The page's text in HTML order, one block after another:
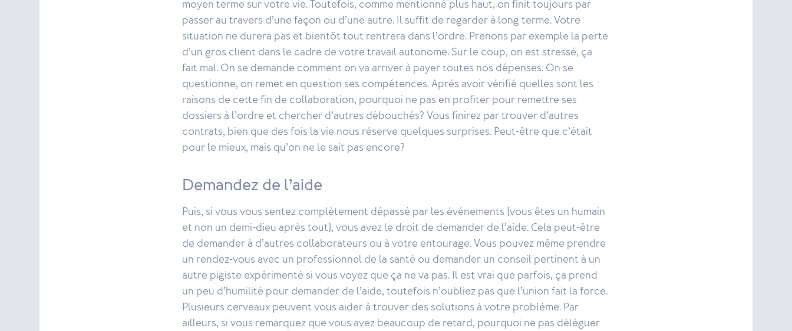
moyen terme sur votre vie. Toutefois, comme mentionné plus haut, on finit toujours par
passer au travers d’une façon ou d’une autre. Il suffit de regarder à long terme. Votre
situation ne durera pas et bientôt tout rentrera dans l’ordre. Prenons par exemple la perte
d’un gros client dans le cadre de votre travail autonome. Sur le coup, on est stressé, ça
fait mal. On se demande comment on va arriver à payer toutes nos dépenses. On se
questionne, on remet en question ses compétences. Après avoir vérifié quelles sont les
raisons de cette fin de collaboration, pourquoi ne pas en profiter pour remettre ses
dossiers à l’ordre et chercher d’autres débouchés? Vous finirez par trouver d’autres
contrats, bien que des fois la vie nous réserve quelques surprises. Peut-être que c’était
pour le mieux, mais qu’on ne le sait pas encore?
Demandez de l’aide
Puis, si vous vous sentez complètement dépassé par les événements (vous êtes un humain
et non un demi-dieu après tout), vous avez le droit de demander de l’aide. Cela peut-être
de demander à d’autres collaborateurs ou à votre entourage. Vous pouvez même prendre
un rendez-vous avec un professionnel de la santé ou demander un conseil pertinent à un
autre pigiste expérimenté si vous voyez que ça ne va pas. Il est vrai que parfois, ça prend
un peu d’humilité pour demander de l’aide, toutefois n’oubliez pas que l’union fait la force.
Plusieurs cerveaux peuvent vous aider à trouver des solutions à votre problème. Par
ailleurs, si vous remarquez que vous avez beaucoup de retard, pourquoi ne pas déléguer